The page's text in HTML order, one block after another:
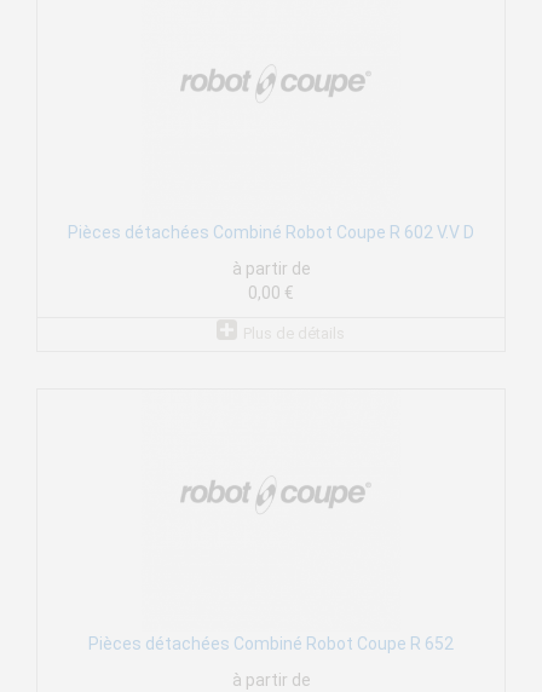
Pièces détachées Combiné Robot Coupe R 602 V.V D
à partir de
0,00 €
Pièces détachées Combiné Robot Coupe R 652
à partir de